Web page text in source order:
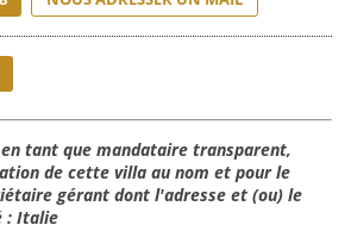
tant que mandataire transparent,
de cette villa au nom et pour le
gérant dont l'adresse et (ou) le
: Italie